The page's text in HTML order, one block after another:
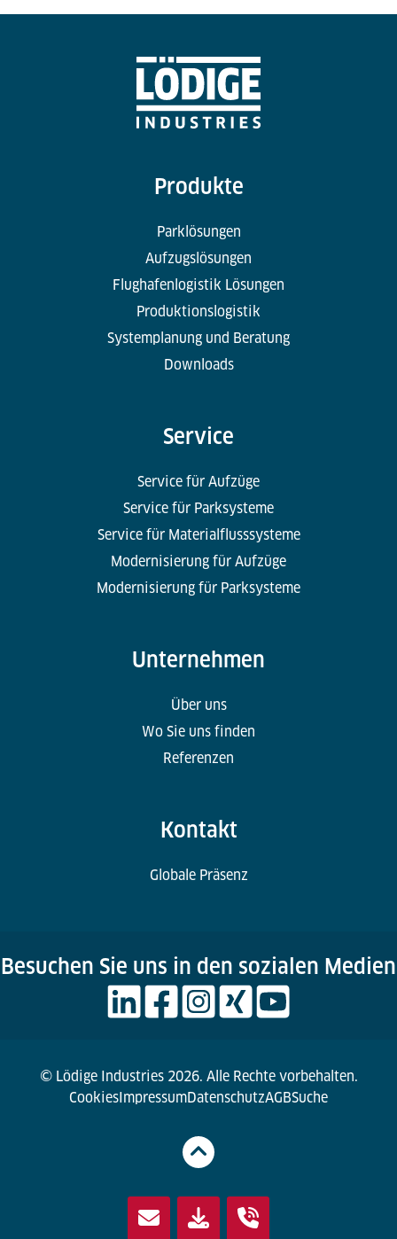
Produkte
Parklösungen
Aufzugslösungen
Flughafenlogistik Lösungen
Produktionslogistik
Systemplanung und Beratung
Downloads
Service
Service für Aufzüge
Service für Parksysteme
Service für Materialflusssysteme
Modernisierung für Aufzüge
Modernisierung für Parksysteme
Unternehmen
Über uns
Wo Sie uns finden
Referenzen
Kontakt
Globale Präsenz
Besuchen Sie uns in den sozialen Medien
© Lödige Industries 2026. Alle Rechte vorbehalten.
Cookies ImpressumDatenschutzAGBSuche